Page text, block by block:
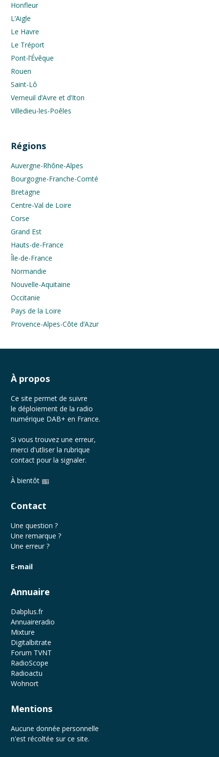
Honfleur
L’Aigle
Le Havre
Le Tréport
Pont-l’Évêque
Rouen
Saint-Lô
Verneuil d’Avre et d’Iton
Villedieu-les-Poêles
Régions
Auvergne-Rhône-Alpes
Bourgogne-Franche-Comté
Bretagne
Centre-Val de Loire
Corse
Grand Est
Hauts-de-France
Île-de-France
Normandie
Nouvelle-Aquitaine
Occitanie
Pays de la Loire
Provence-Alpes-Côte d’Azur
À propos
Ce site permet de suivre
le déploiement de la radio
numérique DAB+ en France.
Si vous trouvez une erreur,
merci d'utliser la rubrique
contact pour la signaler.
À bientôt
Contact
Une question ?
Une remarque ?
Une erreur ?
E-mail
Annuaire
Dabplus.fr
Annuaireradio
Mixture
Digitalbitrate
Forum TVNT
RadioScope
Radioactu
Wohnort
Mentions
Aucune donnée personnelle
n'est récoltée sur ce site.